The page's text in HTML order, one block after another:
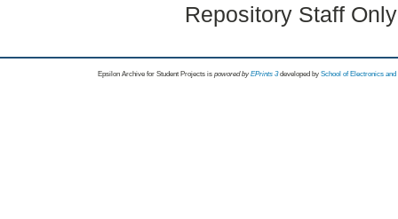
Repository Staff
Epsilon Archive for Student Projects is powored byEPrints 3 developed by School of Electronics